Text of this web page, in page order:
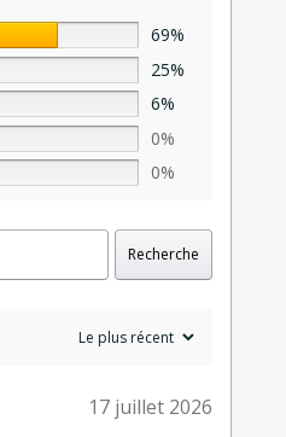
69%
25%
6%
0%
0%
Recherche
17 juillet 2026